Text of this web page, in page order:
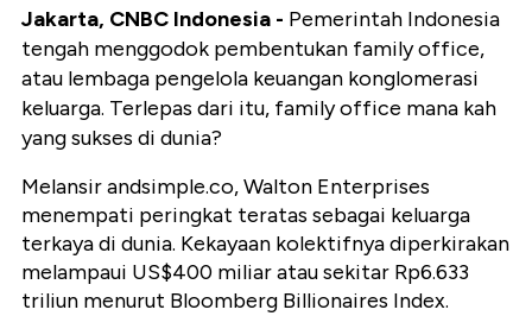
Jakarta, CNBC Indonesia - Pemerintah Indonesia
tengah menggodok pembentukan family office,
atau lembaga pengelola keuangan konglomerasi
keluarga. Terlepas dari itu, family office mana kah
yang sukses di dunia?
Melansir andsimple.co, Walton Enterprises
menempati peringkat teratas sebagai keluarga
terkaya di dunia. Kekayaan kolektifnya diperkirakan
melampaui US$400 miliar atau sekitar Rp6.633
triliun menurut Bloomberg Billionaires Index.